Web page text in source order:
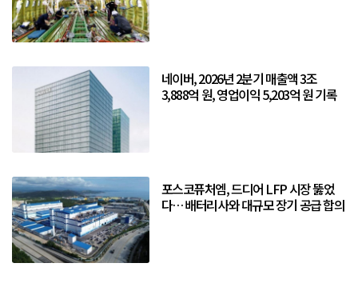
네이버, 2026년 2분기 매출액 3조
3,888억 원, 영업이익 5,203억 원 기록
포스코퓨처엠, 드디어 LFP 시장 뚫었
다… 배터리사와 대규모 장기 공급 합의